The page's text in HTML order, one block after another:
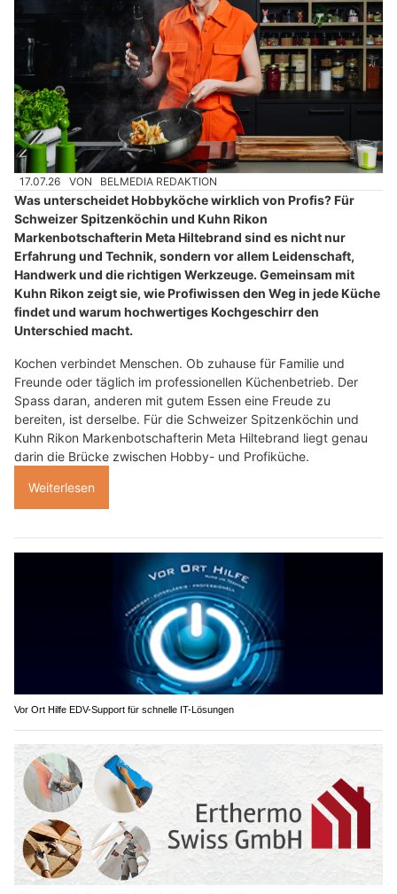
17.07.26 VON BELMEDIA REDAKTION
Was unterscheidet Hobbyköche wirklich von Profis? Für
Schweizer Spitzenköchin und Kuhn Rikon
Markenbotschafterin Meta Hiltebrand sind es nicht nur
Erfahrung und Technik, sondern vor allem Leidenschaft,
Handwerk und die richtigen Werkzeuge. Gemeinsam mit
Kuhn Rikon zeigt sie, wie Profiwissen den Weg in jede Küche
findet und warum hochwertiges Kochgeschirr den
Unterschied macht.
Kochen verbindet Menschen. Ob zuhause für Familie und
Freunde oder täglich im professionellen Küchenbetrieb. Der
Spass daran, anderen mit gutem Essen eine Freude zu
bereiten, ist derselbe. Für die Schweizer Spitzenköchin und
Kuhn Rikon Markenbotschafterin Meta Hiltebrand liegt genau
darin die Brücke zwischen Hobby- und Profiküche.
Weiterlesen
Vor Ort Hilfe EDV-Support für schnelle IT-Lösungen